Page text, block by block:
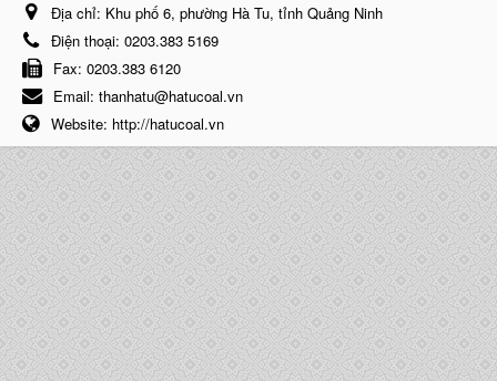
Địa chỉ: Khu phố 6, phường Hà Tu, tỉnh Quảng Ninh
Điện thoại: 0203.383 5169
Fax: 0203.383 6120
Email: thanhatu@hatucoal.vn
Website: http://hatucoal.vn